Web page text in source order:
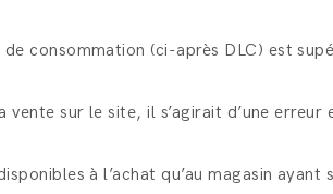
consommation (ci-après DLC) est
sur le site, il s’agirait d’une
à l’achat qu’au magasin